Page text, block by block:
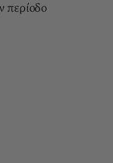
περίοδο